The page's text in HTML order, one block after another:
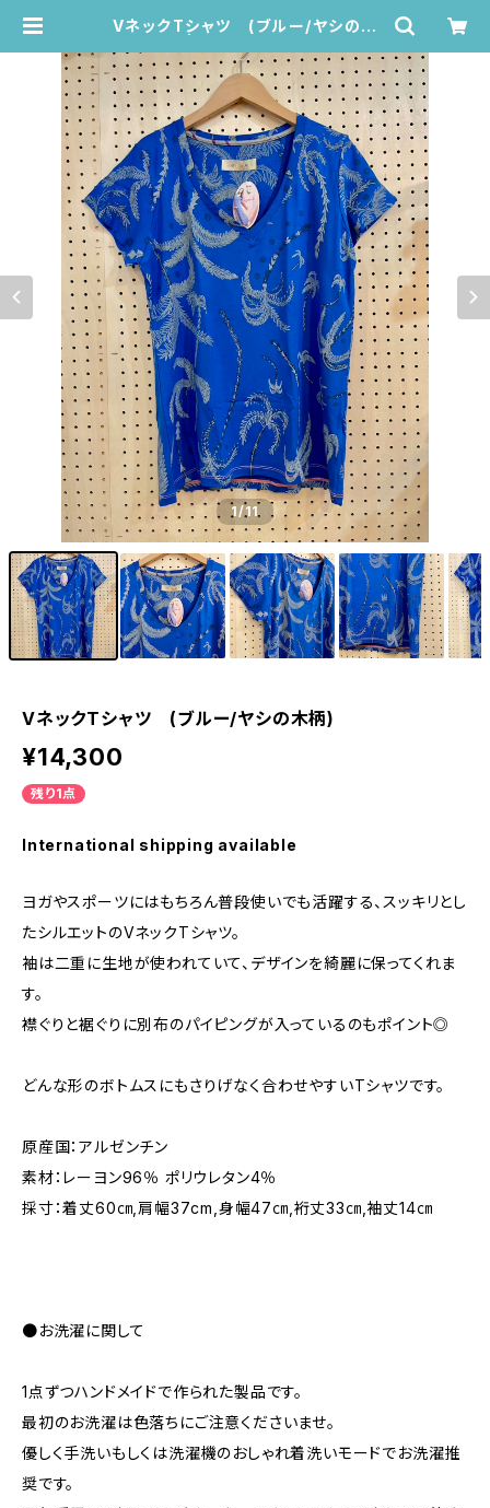
VネックTシャツ (ブルー/ヤシの木
1/11
VネックTシャツ (ブルー/ヤシの木柄)
¥14,300
残り1点
International shipping available
ヨガやスポーツにはもちろん普段使いでも活躍する、スッキリとし
たシルエットのVネックTシャツ。
袖は二重に生地が使われていて、デザインを綺麗に保ってくれま
す。
襟ぐりと裾ぐりに別布のパイピングが入っているのもポイント◎
どんな形のボトムスにもさりげなく合わせやすいTシャツです。
原産国：アルゼンチン
素材：レーヨン96％ ポリウレタン4％
採寸：着丈60㎝,肩幅37cm,身幅47㎝,裄丈33㎝,袖丈14㎝
●お洗濯に関して
1点ずつハンドメイドで作られた製品です。
最初のお洗濯は色落ちにご注意くださいませ。
優しく手洗いもしくは洗濯機のおしゃれ着洗いモードでお洗濯推
奨です。